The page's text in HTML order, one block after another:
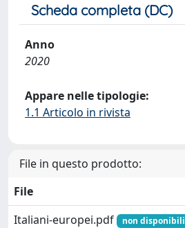
Scheda completa (DC)
Anno
2020
Appare nelle tipologie:
1.1 Articolo in rivista
File in questo prodotto:
File
Italiani-europei.pdf
non disponibili